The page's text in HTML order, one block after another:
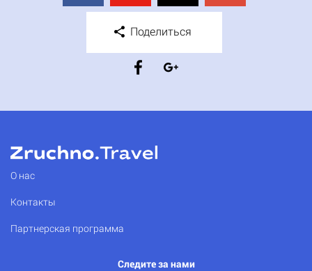
Поделиться
О нас
Контакты
Партнерская программа
Следите за нами